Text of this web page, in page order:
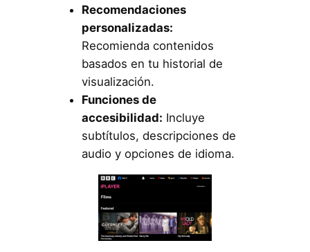
Recomendaciones
personalizadas:
Recomienda contenidos
basados en tu historial de
visualización.
Funciones de
accesibilidad: Incluye
subtítulos, descripciones de
audio y opciones de idioma.